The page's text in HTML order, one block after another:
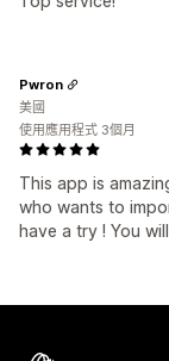
This app is
who wants to
have a try ! You
Pwron
美國
使用應用程式 3個月